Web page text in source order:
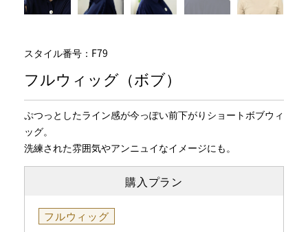
スタイル番号：F79
フルウィッグ（ボブ）
ぷつっとしたライン感が今っぽい前下がりショートボブウィ
ッグ。
洗練された雰囲気やアンニュイなイメージにも。
購入プラン
フルウィッグ